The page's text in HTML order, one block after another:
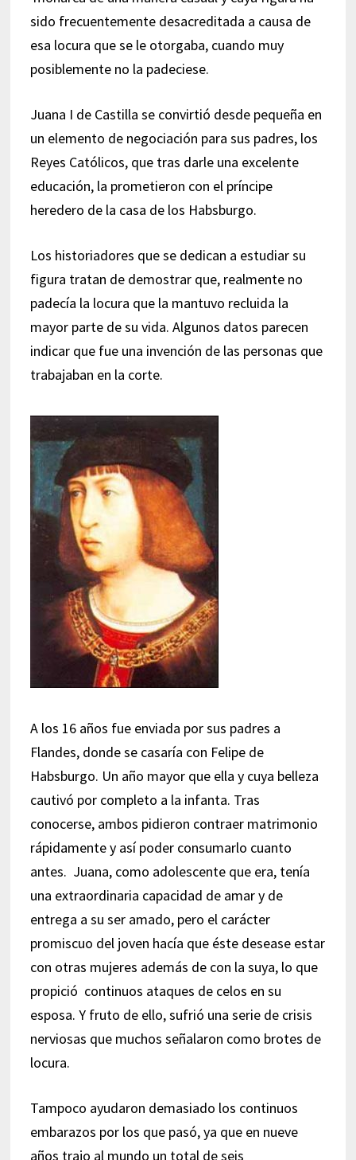
sido frecuentemente desacreditada a causa de
esa locura que se le otorgaba, cuando muy
posiblemente no la padeciese.
Juana I de Castilla se convirtió desde pequeña en
un elemento de negociación para sus padres, los
Reyes Católicos, que tras darle una excelente
educación, la prometieron con el príncipe
heredero de la casa de los Habsburgo.
Los historiadores que se dedican a estudiar su
figura tratan de demostrar que, realmente no
padecía la locura que la mantuvo recluida la
mayor parte de su vida. Algunos datos parecen
indicar que fue una invención de las personas que
trabajaban en la corte.
A los 16 años fue enviada por sus padres a
Flandes, donde se casaría con Felipe de
Habsburgo. Un año mayor que ella y cuya belleza
cautivó por completo a la infanta. Tras
conocerse, ambos pidieron contraer matrimonio
rápidamente y así poder consumarlo cuanto
antes. Juana, como adolescente que era, tenía
una extraordinaria capacidad de amar y de
entrega a su ser amado, pero el carácter
promiscuo del joven hacía que éste desease estar
con otras mujeres además de con la suya, lo que
propició continuos ataques de celos en su
esposa. Y fruto de ello, sufrió una serie de crisis
nerviosas que muchos señalaron como brotes de
locura.
Tampoco ayudaron demasiado los continuos
embarazos por los que pasó, ya que en nueve
años trajo al mundo un total de seis